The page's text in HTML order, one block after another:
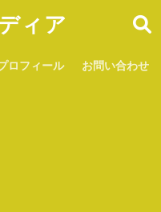
ィア
ロフィール お問い合わせ